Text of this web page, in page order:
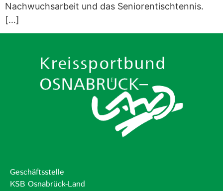
Nachwuchsarbeit und das Seniorentischtennis.
[…]
Geschäftsstelle
KSB Osnabrück-Land